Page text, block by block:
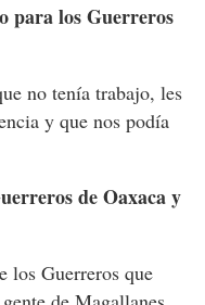
para los Guerreros
no tenía trabajo, les
y que nos podía
de Oaxaca y
los Guerreros que